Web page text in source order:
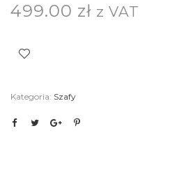
499.00 zł z VAT
Kategoria: Szafy